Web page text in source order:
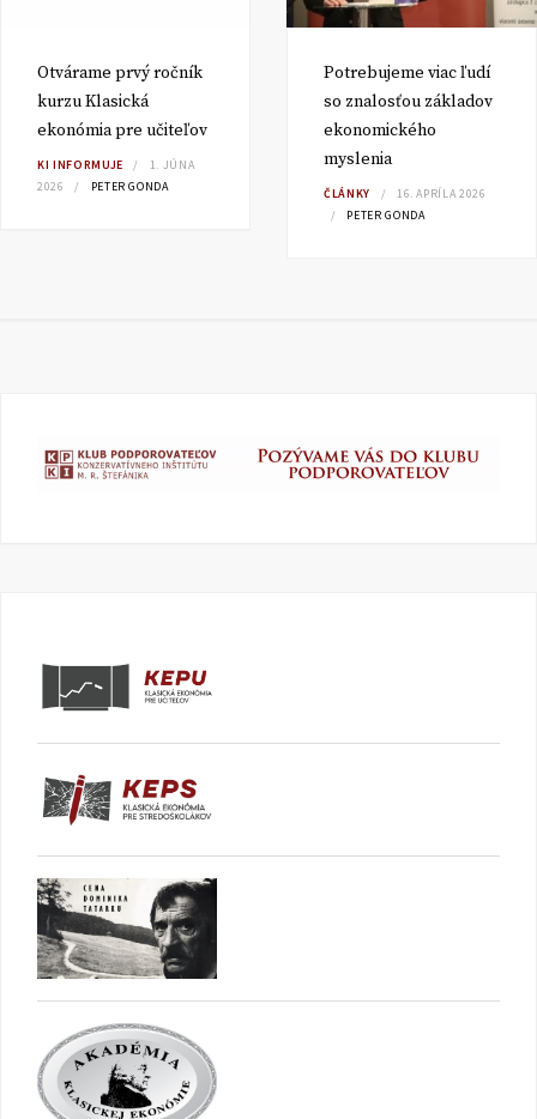
Otvárame prvý ročník
kurzu Klasická
ekonómia pre učiteľov
KI INFORMUJE
1. JÚNA
2026
PETER GONDA
Potrebujeme viac ľudí
so znalosťou základov
ekonomického
myslenia
ČLÁNKY
16. APRÍLA 2026
PETER GONDA